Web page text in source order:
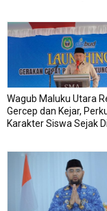
Wagub Maluku Utara
Gercep dan Kejar,
Karakter Siswa Sejak